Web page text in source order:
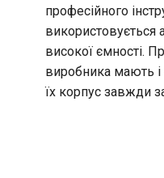
професійного
використовується
високої ємності.
виробника мають і
їх корпус завжди